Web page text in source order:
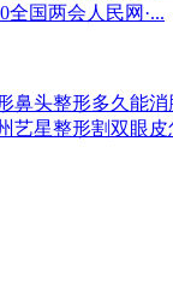
全国两会人民网·...
鼻头整形多久能消
艺星整形割双眼皮